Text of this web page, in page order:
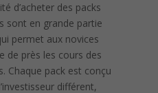
d’acheter des packs
sont en grande partie
permet aux novices
de près les cours des
Chaque pack est conçu
différent,